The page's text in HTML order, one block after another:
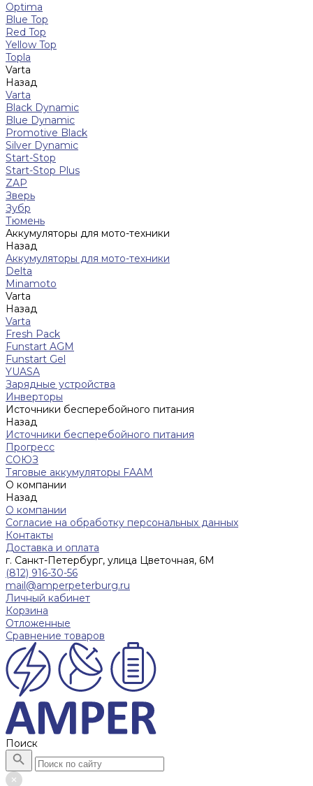
Optima
Blue Top
Red Top
Yellow Top
Topla
Varta
Назад
Varta
Black Dynamic
Blue Dynamic
Promotive Black
Silver Dynamic
Start-Stop
Start-Stop Plus
ZAP
Зверь
Зубр
Тюмень
Аккумуляторы для мото-техники
Назад
Аккумуляторы для мото-техники
Delta
Minamoto
Varta
Назад
Varta
Fresh Pack
Funstart AGM
Funstart Gel
YUASA
Зарядные устройства
Инверторы
Источники бесперебойного питания
Назад
Источники бесперебойного питания
Прогресс
СОЮЗ
Тяговые аккумуляторы FAAM
О компании
Назад
О компании
Согласие на обработку персональных данных
Контакты
Доставка и оплата
г. Санкт-Петербург, улица Цветочная, 6М
(812) 916-30-56
mail@amperpeterburg.ru
Личный кабинет
Корзина
Отложенные
Сравнение товаров
Поиск